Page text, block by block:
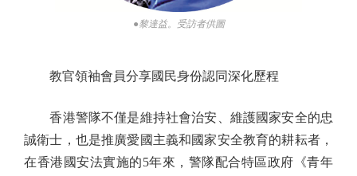
●黎達益。受訪者供圖
教官領袖會員分享國民身份認同深化歷程
香港警隊不僅是維持社會治安、維護國家安全的忠
誠衛士，也是推廣愛國主義和國家安全教育的耕耘者，
在香港國安法實施的5年來，警隊配合特區政府《青年